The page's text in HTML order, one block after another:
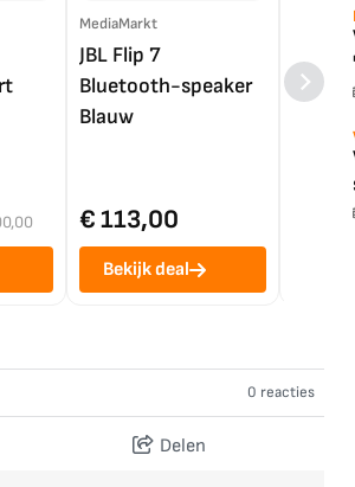
MediaMarkt
JBL Flip 7
Bluetooth-speaker
Blauw
€ 113,00
Bekijk deal
LG
4K
€
0 reacties
Delen